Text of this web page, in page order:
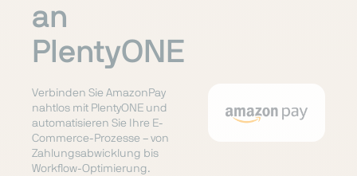
an
PlentyONE
Verbinden Sie AmazonPay
nahtlos mit PlentyONE und
automatisieren Sie Ihre E-
Commerce-Prozesse – von
Zahlungsabwicklung bis
Workflow-Optimierung.